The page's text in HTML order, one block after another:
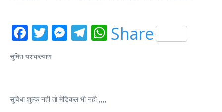
Facebook
Twitter
Messenger
Telegram
WhatsApp
Share
सुमित यशकल्याण
सुविधा शुल्क नही तो मेडिकल भी नही ,,,,